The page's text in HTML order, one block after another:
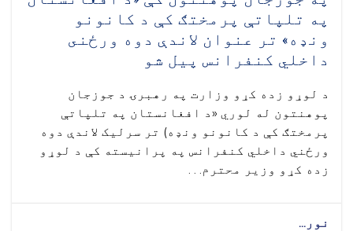
په تلپاتې پرمختګ کې د کانونو
ونډه» تر عنوان لاندې دوه ورځنى
داخلي کنفرانس پيل شو
د لوړو زده کړو وزارت په رهبرۍ د جوزجان
پوهنتون له لوري «د افغانستان په تلپاتې
پرمختګ کې د کانونو ونډه) تر سرلیک لاندې دوه
ورځني داخلي کنفرانس په پرانیسته کې د لوړو
زده کړو وزیر محترم. . .
نور...